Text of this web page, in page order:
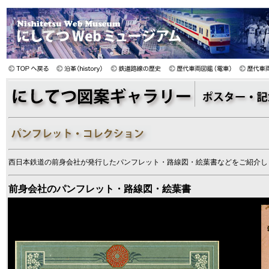
西日本鉄道の前身会社が発行したパンフレット・路線図・絵葉書などをご紹介
前身会社のパンフレット・路線図・絵葉書